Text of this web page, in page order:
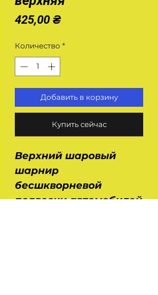
425,00 ₴Цена
Количество *
Добавить в корзину
Купить сейчас
Верхний шаровый
шарнир
бесшкворневой
подвески автомобилей